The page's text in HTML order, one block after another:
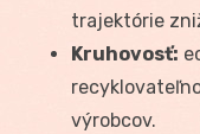
trajektórie
Kruhovosť:
výrobcov.